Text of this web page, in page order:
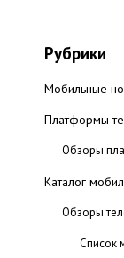
Рубрики
Мобильные
Платформы
Обзоры
Каталог
Обзоры
Список